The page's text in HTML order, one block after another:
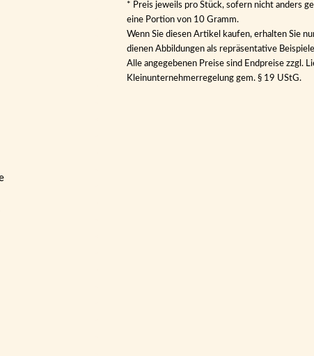
* Preis jeweils pro Stück, sofern nicht anders
eine Portion von 10 Gramm.
Wenn Sie diesen Artikel kaufen, erhalten Sie
dienen Abbildungen als repräsentative
Alle angegebenen Preise sind Endpreise zzgl.
Kleinunternehmerregelung gem. § 19 UStG.